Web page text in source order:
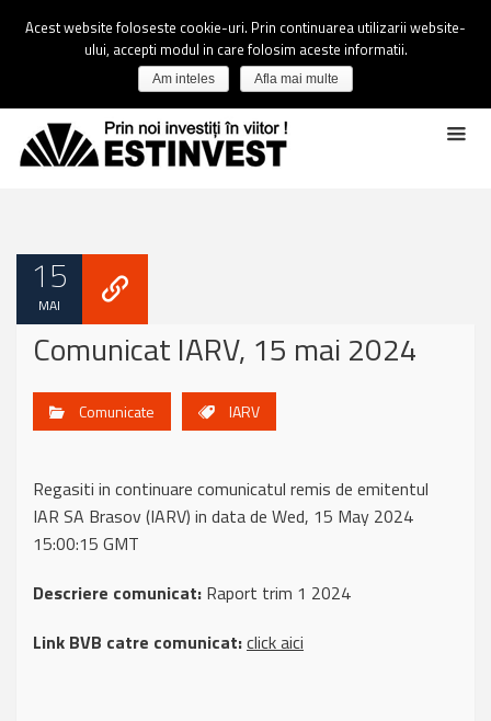
15
MAI
Comunicat IARV, 15 mai 2024
Comunicate IARV
Regasiti in continuare comunicatul remis de emitentul
IAR SA Brasov (IARV) in data de Wed, 15 May 2024
15:00:15 GMT
Descriere comunicat: Raport trim 1 2024
Link BVB catre comunicat:click aici
Acest website foloseste cookie-uri. Prin continuarea utilizarii website-
ului, accepti modul in care folosim aceste informatii.
Am inteles Afla mai multe